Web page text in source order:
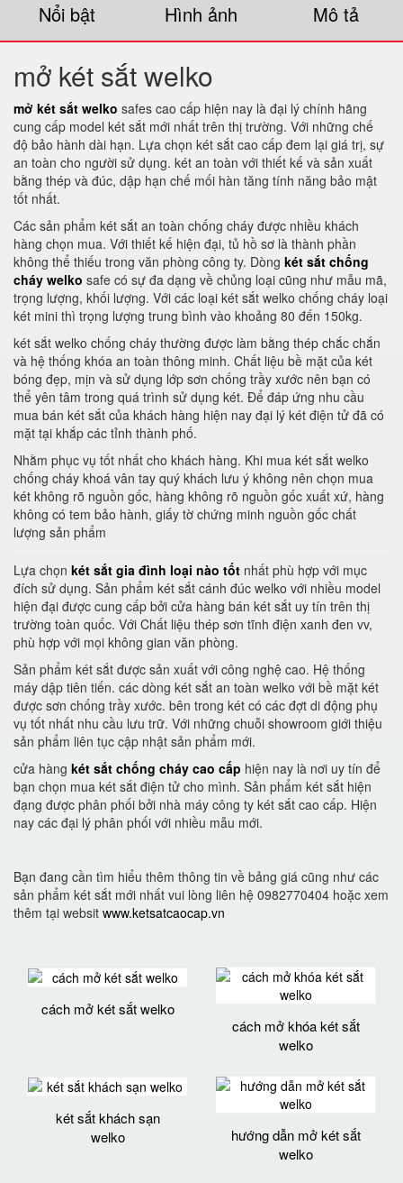
Nổi bật Hình ảnh Mô tả
mở két sắt welko
mở két sắt welko safes cao cấp hiện nay là đại lý chính hãng
cung cấp model két sắt mới nhất trên thị trường. Với những chế
độ bảo hành dài hạn. Lựa chọn két sắt cao cấp đem lại giá trị, sự
an toàn cho người sử dụng. két an toàn với thiết kế và sản xuất
bằng thép và đúc, dập hạn chế mối hàn tăng tính năng bảo mật
tốt nhất.
Các sản phẩm két sắt an toàn chống cháy được nhiều khách
hàng chọn mua. Với thiết kế hiện đại, tủ hồ sơ là thành phần
không thể thiếu trong văn phòng công ty. Dòng két sắt chống
cháy welko safe có sự đa dạng về chủng loại cũng như mẫu mã,
trọng lượng, khối lượng. Với các loại két sắt welko chống cháy loại
két mini thì trọng lượng trung bình vào khoảng 80 đến 150kg.
két sắt welko chống cháy thường được làm bằng thép chắc chắn
và hệ thống khóa an toàn thông minh. Chất liệu bề mặt của két
bóng đẹp, mịn và sử dụng lớp sơn chống trầy xước nên bạn có
thể yên tâm trong quá trình sử dụng két. Để đáp ứng nhu cầu
mua bán két sắt của khách hàng hiện nay đại lý két điện tử đã có
mặt tại khắp các tỉnh thành phố.
Nhằm phục vụ tốt nhất cho khách hàng. Khi mua két sắt welko
chống cháy khoá vân tay quý khách lưu ý không nên chọn mua
két không rõ nguồn gốc, hàng không rõ nguồn gốc xuất xứ, hàng
không có tem bảo hành, giấy tờ chứng minh nguồn gốc chất
lượng sản phẩm
Lựa chọn két sắt gia đình loại nào tốt nhất phù hợp với mục
đích sử dụng. Sản phẩm két sắt cánh đúc welko với nhiều model
hiện đại được cung cấp bởi cửa hàng bán két sắt uy tín trên thị
trường toàn quốc. Với Chất liệu thép sơn tĩnh điện xanh đen vv,
phù hợp với mọi không gian văn phòng.
Sản phẩm két sắt được sản xuất với công nghệ cao. Hệ thống
máy dập tiên tiến. các dòng két sắt an toàn welko với bề mặt két
được sơn chống trầy xước. bên trong két có các đợt di động phụ
vụ tốt nhất nhu cầu lưu trữ. Với những chuỗi showroom giới thiệu
sản phẩm liên tục cập nhật sản phẩm mới.
cửa hàng két sắt chống cháy cao cấp hiện nay là nơi uy tín để
bạn chọn mua két sắt điện tử cho mình. Sản phẩm két sắt hiện
đạng được phân phối bởi nhà máy công ty két sắt cao cấp. Hiện
nay các đại lý phân phối với nhiều mẫu mới.
Bạn đang cần tìm hiểu thêm thông tin về bảng giá cũng như các
sản phẩm két sắt mới nhất vui lòng liên hệ 0982770404 hoặc xem
thêm tại websit www.ketsatcaocap.vn
cách mở két sắt welko
cách mở khóa két sắt
welko
két sắt khách sạn
welko
hướng dẫn mở két sắt
welko